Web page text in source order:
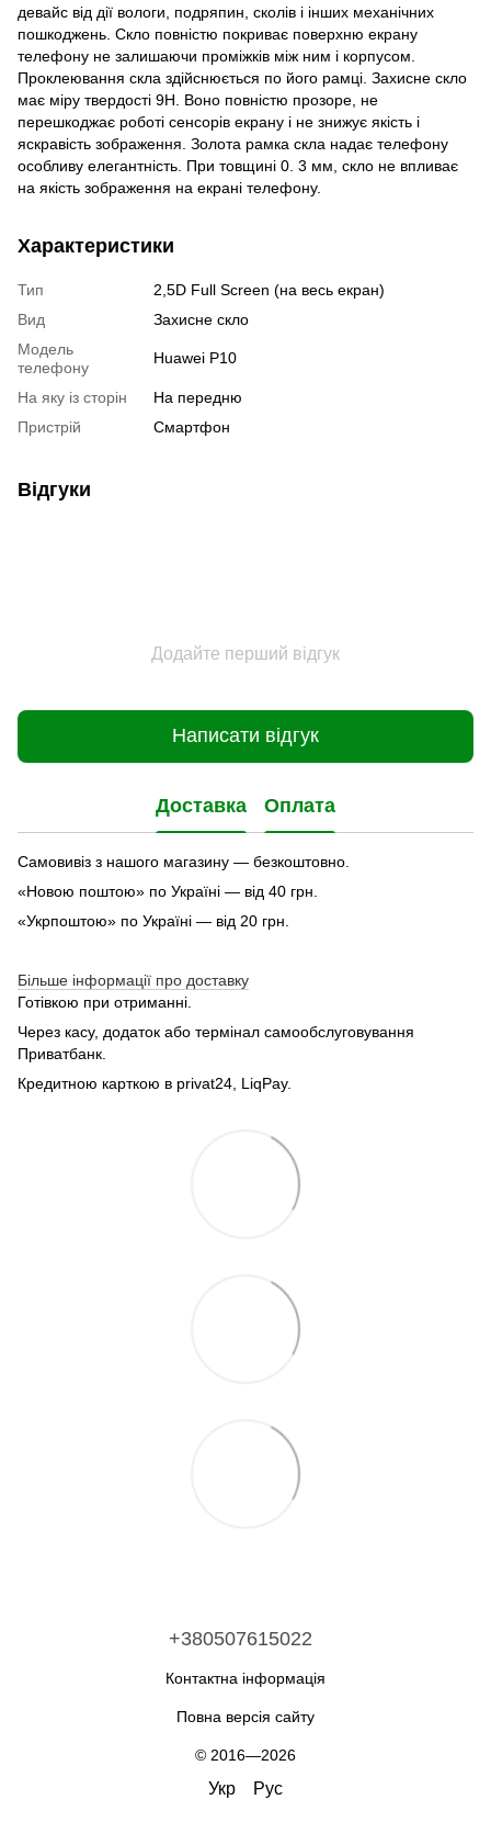
девайс від дії вологи, подряпин, сколів і інших механічних
пошкоджень. Скло повністю покриває поверхню екрану
телефону не залишаючи проміжків між ним і корпусом.
Проклеювання скла здійснюється по його рамці. Захисне скло
має міру твердості 9Н. Воно повністю прозоре, не
перешкоджає роботі сенсорів екрану і не знижує якість і
яскравість зображення. Золота рамка скла надає телефону
особливу елегантність. При товщині 0. 3 мм, скло не впливає
на якість зображення на екрані телефону.
Характеристики
Тип
2,5D Full Screen (на весь екран)
Вид
Захисне скло
Модель
телефону
Huawei P10
На яку із сторін
На передню
Пристрiй
Смартфон
Відгуки
Додайте перший відгук
Написати відгук
Доставка Оплата
Самовивіз з нашого магазину — безкоштовно.
«Новою поштою» по Україні — від 40 грн.
«Укрпоштою» по Україні — від 20 грн.
Більше інформації про доставку
Готівкою при отриманні.
Через касу, додаток або термінал самообслуговування
Приватбанк.
Кредитною карткою в privat24, LiqPay.
+380507615022
Контактна інформація
Повна версія сайту
© 2016—2026
Укр Рус